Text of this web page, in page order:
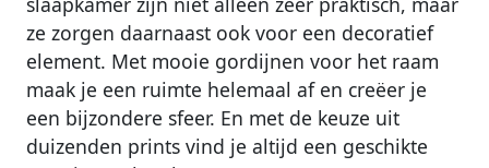
ze zorgen daarnaast ook voor een decoratief
element. Met mooie gordijnen voor het raam
maak je een ruimte helemaal af en creëer je
een bijzondere sfeer. En met de keuze uit
duizenden prints vind je altijd een geschikte